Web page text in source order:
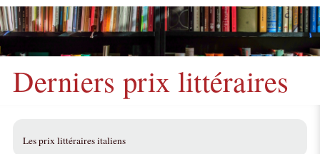
Derniers prix littéraires
Les prix littéraires italiens